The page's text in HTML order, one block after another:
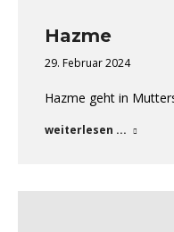
Hazme
29. Februar 2024
Hazme geht in
weiterlesen ...